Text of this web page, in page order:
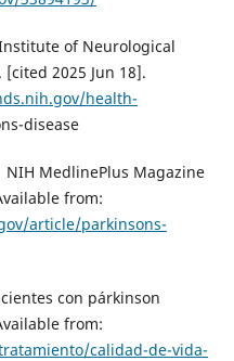
of Neurological
2025 Jun 18].
health-
disease
NIH MedlinePlus Magazine
from:
article/parkinsons-
con párkinson
from:
calidad-de-vida-